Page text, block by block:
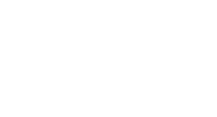
ancho de este mundo, con tu
datos, pues se la enseñaremos. (No
ya sabéis)
e inmediatamente, haremos con esta